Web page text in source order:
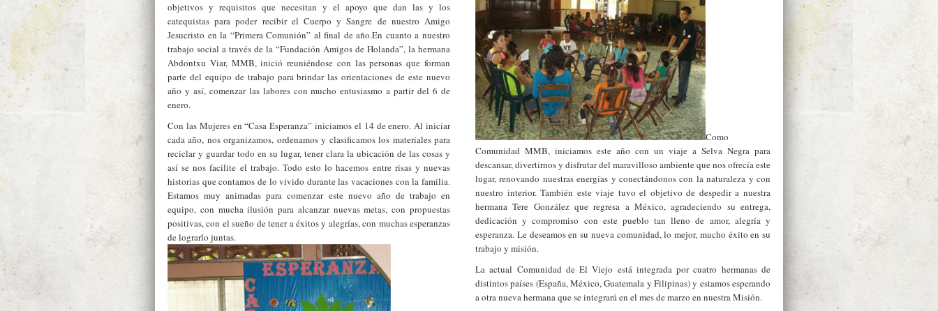
objetivos y requisitos que necesitan y el apoyo que dan las y los
catequistas para poder recibir el Cuerpo y Sangre de nuestro Amigo
Jesucristo en la “Primera Comunión” al final de año.En cuanto a nuestro
trabajo social a través de la “Fundación Amigos de Holanda”, la hermana
Abdontxu Viar, MMB, inició reuniéndose con las personas que forman
parte del equipo de trabajo para brindar las orientaciones de este nuevo
año y así, comenzar las labores con mucho entusiasmo a partir del 6 de
enero.
Con las Mujeres en “Casa Esperanza” iniciamos el 14 de enero. Al iniciar
cada año, nos organizamos, ordenamos y clasificamos los materiales para
reciclar y guardar todo en su lugar, tener clara la ubicación de las cosas y
así se nos facilite el trabajo. Todo esto lo hacemos entre risas y nuevas
historias que contamos de lo vivido durante las vacaciones con la familia.
Estamos muy animadas para comenzar este nuevo año de trabajo en
equipo, con mucha ilusión para alcanzar nuevas metas, con propuestas
positivas, con el sueño de tener a éxitos y alegrías, con muchas esperanzas
de lograrlo juntas.
Como
Comunidad MMB, iniciamos este año con un viaje a Selva Negra para
descansar, divertirnos y disfrutar del maravilloso ambiente que nos ofrecía este
lugar, renovando nuestras energías y conectándonos con la naturaleza y con
nuestro interior. También este viaje tuvo el objetivo de despedir a nuestra
hermana Tere González que regresa a México, agradeciendo su entrega,
dedicación y compromiso con este pueblo tan lleno de amor, alegría y
esperanza. Le deseamos en su nueva comunidad, lo mejor, mucho éxito en su
trabajo y misión.
La actual Comunidad de El Viejo está integrada por cuatro hermanas de
distintos países (España, México, Guatemala y Filipinas) y estamos esperando
a otra nueva hermana que se integrará en el mes de marzo en nuestra Misión.